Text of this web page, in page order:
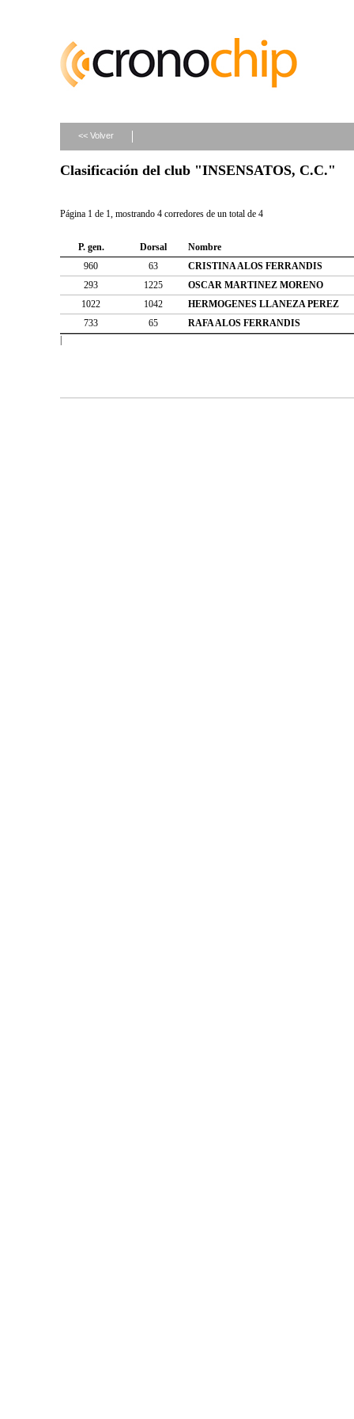
<< Volver
Clasificación del club "INSENSATOS, C.C."
Página 1 de 1, mostrando 4 corredores de un total de 4
P. gen. Dorsal
Nombre
960
63
CRISTINA ALOS FERRANDIS
293
1225
OSCAR MARTINEZ MORENO
1022
1042
HERMOGENES LLANEZA PEREZ
733
65
RAFA ALOS FERRANDIS
|